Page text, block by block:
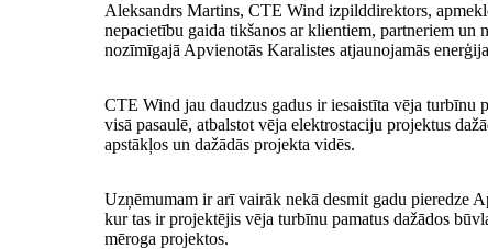
Aleksandrs Martins, CTE Wind izpilddirektors,
nepacietību gaida tikšanos ar klientiem, partneriem un
nozīmīgajā Apvienotās Karalistes atjaunojamās
CTE Wind jau daudzus gadus ir iesaistīta vēja turbīnu
visā pasaulē, atbalstot vēja elektrostaciju projektus
apstākļos un dažādās projekta vidēs.
Uzņēmumam ir arī vairāk nekā desmit gadu pieredze
kur tas ir projektējis vēja turbīnu pamatus dažādos
mēroga projektos.